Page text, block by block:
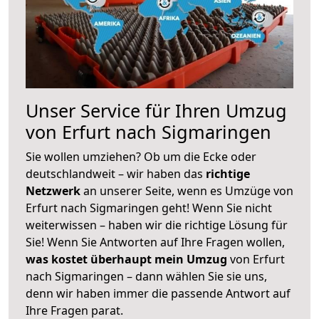
Unser Service für Ihren Umzug
von Erfurt nach Sigmaringen
Sie wollen umziehen? Ob um die Ecke oder
deutschlandweit – wir haben das richtige
Netzwerkan unserer Seite, wenn es Umzüge von
Erfurt nach Sigmaringen geht! Wenn Sie nicht
weiterwissen – haben wir die richtige Lösung für
Sie! Wenn Sie Antworten auf Ihre Fragen wollen,
was kostet überhaupt mein Umzug von Erfurt
nach Sigmaringen – dann wählen Sie sie uns,
denn wir haben immer die passende Antwort auf
Ihre Fragen parat.